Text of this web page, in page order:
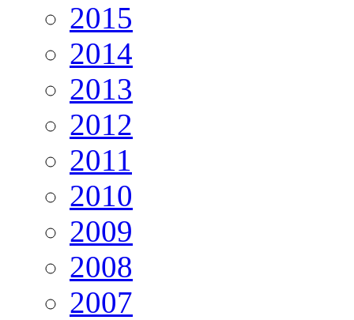
2015
2014
2013
2012
2011
2010
2009
2008
2007